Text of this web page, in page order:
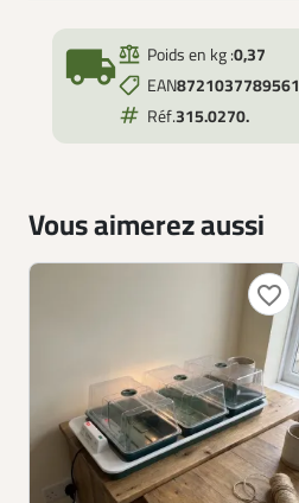
local_shipping Poids en kg :0,37
EAN8721037789561
Réf.315.0270.
Vous aimerez aussi
favorite_border